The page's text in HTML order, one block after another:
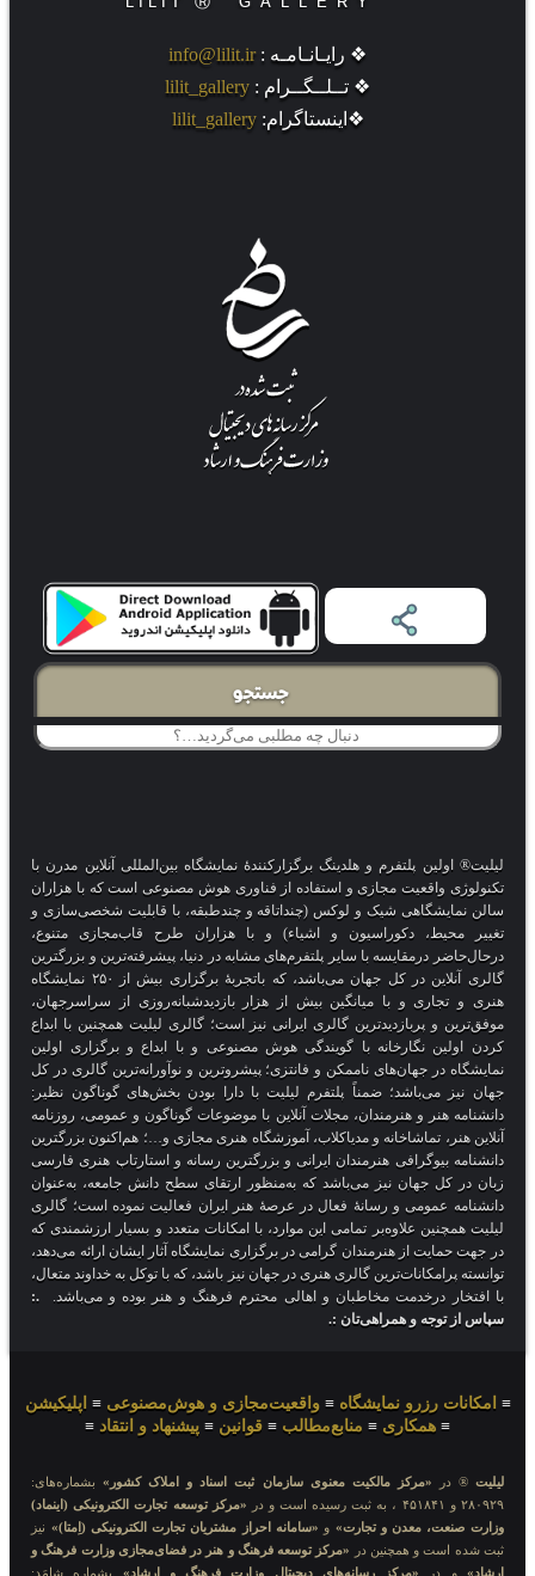
❖ رایـانـامـه : info@lilit.ir
❖ تــلــگــرام : lilit_gallery
❖اینستاگرام: lilit_gallery
جستجو
لیلیت® اولین پلتفرم و هلدینگ برگزارکنندهٔ نمایشگاه بین‌المللی آنلاین مدرن با
تکنولوژی واقعیت مجازی و استفاده از فناوری هوش مصنوعی است که با هزاران
سالن نمایشگاهی شیک و لوکس (چنداتاقه و چندطبقه، با قابلیت شخصی‌سازی و
تغییر محیط، دکوراسیون و اشیاء) و با هزاران طرح قاب‌مجازی متنوع،
درحال‌حاضر درمقایسه با سایر پلتفرم‌های مشابه در دنیا، پیشرفته‌ترین و بزرگترین
گالری آنلاین در کل جهان می‌باشد، که باتجربهٔ برگزاری بیش از ۲۵۰ نمایشگاه
هنری و تجاری و با میانگین بیش از هزار بازدیدشبانه‌روزی از سراسرجهان،
موفق‌ترین و پربازدیدترین گالری ایرانی نیز است؛ گالری لیلیت همچنین با ابداع
کردن اولین نگارخانه با گویندگی هوش مصنوعی و با ابداع و برگزاری اولین
نمایشگاه در جهان‌های ناممکن و فانتزی؛ پیشروترین و نوآورانه‌ترین گالری در کل
جهان نیز می‌باشد؛ ضمناً پلتفرم لیلیت با دارا بودن بخش‌های گوناگون نظیر:
دانشنامه هنر و هنرمندان، مجلات آنلاین با موضوعات گوناگون و عمومی، روزنامه
آنلاین هنر، تماشاخانه و مدیاکلاب، آموزشگاه هنری مجازی و…؛ هم‌اکنون بزرگترین
دانشنامه بیوگرافی هنرمندان ایرانی و بزرگترین رسانه و استارتاپ هنری فارسی
زبان در کل جهان نیز می‌باشد که به‌منظور ارتقای سطح دانش جامعه، به‌عنوان
دانشنامه عمومی و رسانهٔ فعال در عرصهٔ هنر ایران فعالیت نموده است؛ گالری
لیلیت همچنین علاوه‌بر تمامی این موارد، با امکانات متعدد و بسیار ارزشمندی که
در جهت حمایت از هنرمندان گرامی در برگزاری نمایشگاه آثار ایشان ارائه می‌دهد،
توانسته پرامکانات‌ترین گالری هنری در جهان نیز باشد، که با توکل به خداوند متعال،
با افتخار درخدمت مخاطبان و اهالی محترم فرهنگ و هنر بوده و می‌باشد. .:
سپاس از توجه و همراهی‌تان :.
≡ امکانات رزرو نمایشگاه ≡واقعیت‌مجازی و هوش‌مصنوعی ≡ اپلیکیشن
≡ همکاری ≡ منابع‌مطالب ≡ قوانین ≡ پیشنهاد و انتقاد ≡
لیلیت ® در «مرکز مالکیت معنوی سازمان ثبت اسناد و املاک کشور»بشماره‌های:
۲۸۰۹۲۹ و ۴۵۱۸۴۱ ، به ثبت رسیده است و در
«مرکز توسعه تجارت الکترونیکی (اینماد)
وزارت صنعت، معدن و تجارت» و «سامانه احراز مشتریان تجارت الکترونیکی (اِمتا)» نیز
ثبت شده است و همچنین در
«مرکز توسعه فرهنگ و هنر در فضای‌مجازی وزارت فرهنگ و